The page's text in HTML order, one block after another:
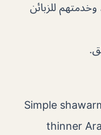
للزبائن
Simple
thinner